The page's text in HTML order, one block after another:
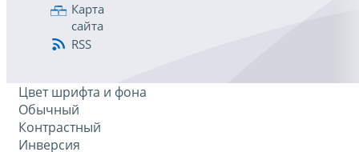
Карта
сайта
RSS
Цвет шрифта и фона
Обычный
Контрастный
Инверсия